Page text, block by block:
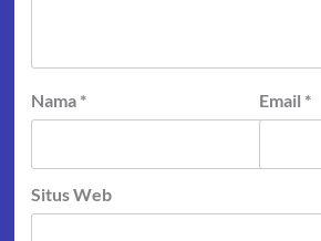
Nama * Email *
Situs Web